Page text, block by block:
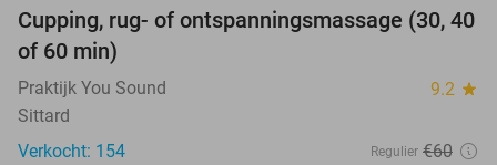
60%
Cupping, rug- of ontspanningsmassage (30, 40
of 60 min)
Praktijk You Sound 9.2 star
Sittard
Verkocht: 154
Regulier €60